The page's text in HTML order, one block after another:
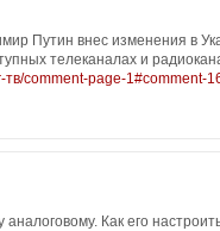
Путин внес изменения в
телеканалах и
тв/comment-page-1#comment-
Как его